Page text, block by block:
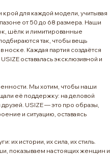
для каждой модели, учитывая
от 50 до 68 размера. Наши
шёлк и лимитированные
так, чтобы вещь
носке. Каждая партия создаётся
оставалась эксклюзивной и
Мы хотим, чтобы наши
её поддержку: на деловой
USIZE — это про образы,
и ситуацию, оставаясь
их истории, их сила, их стиль.
показываем настоящих женщин и